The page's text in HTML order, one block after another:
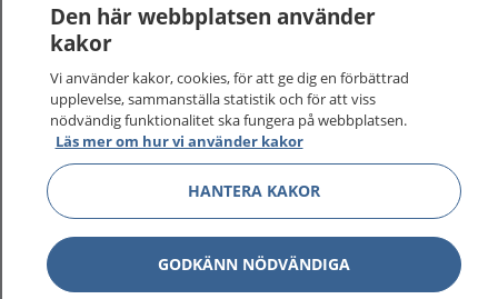
På 1177.se får du råd om hälsa och information om
sjukdomar och vilka mottagningar du kan kontakta.
Logga in för att läsa din journal och göra dina
vårdärenden. Ring telefonnummer 1177 för
sjukvårdsrådgivning dygnet runt.
1177 ger dig råd när du vill må bättre.
Visa
Den här webbplatsen använder
kakor
Vi använder kakor, cookies, för att ge dig en förbättrad
upplevelse, sammanställa statistik och för att viss
nödvändig funktionalitet ska fungera på webbplatsen.
Läs mer om hur vi använder kakor
HANTERA KAKOR
GODKÄNN NÖDVÄNDIGA